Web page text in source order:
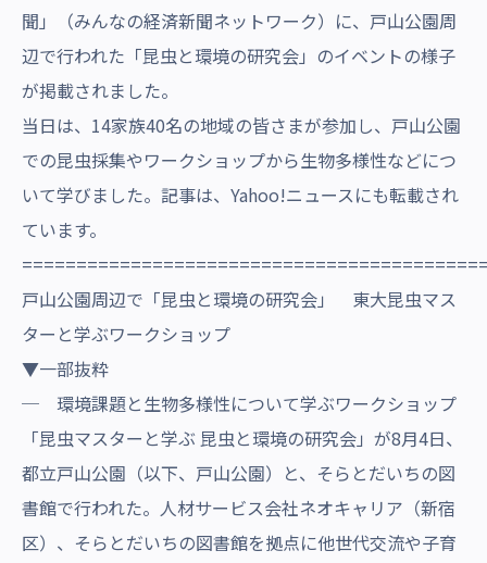
聞」（みんなの経済新聞ネットワーク）に、戸山公園周
辺で行われた「昆虫と環境の研究会」のイベントの様子
が掲載されました。
当日は、14家族40名の地域の皆さまが参加し、戸山公園
での昆虫採集やワークショップから生物多様性などにつ
いて学びました。記事は、Yahoo!ニュースにも転載され
ています。
戸山公園周辺で「昆虫と環境の研究会」 東大昆虫マス
ターと学ぶワークショップ
▼一部抜粋
─ 環境課題と生物多様性について学ぶワークショップ
「昆虫マスターと学ぶ 昆虫と環境の研究会」が8月4日、
都立戸山公園（以下、戸山公園）と、そらとだいちの図
書館で行われた。人材サービス会社ネオキャリア（新宿
区）、そらとだいちの図書館を拠点に他世代交流や子育